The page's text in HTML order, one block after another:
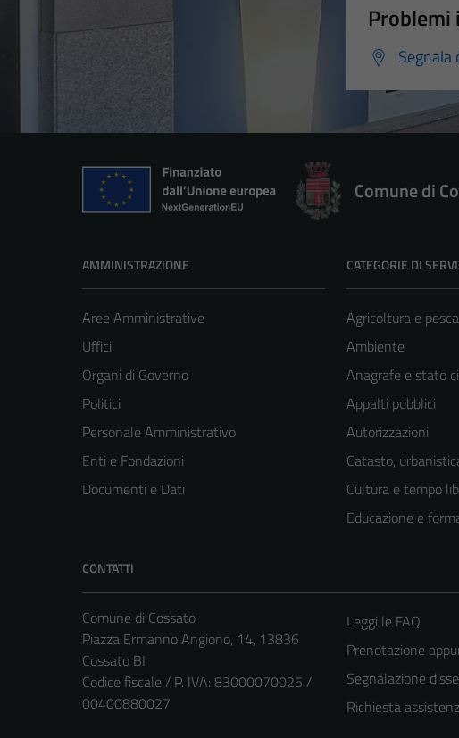
Segnala
Comune di
AMMINISTRAZIONE
Aree Amministrative
Uffici
Organi di Governo
Politici
Personale Amministrativo
Enti e Fondazioni
Documenti e Dati
CATEGORIE DI
Agricoltura e pesca
Ambiente
Anagrafe e stato
Appalti pubblici
Autorizzazioni
Catasto,
Cultura e tempo
Educazione e
CONTATTI
Comune di Cossato
Piazza Ermanno Angiono, 14, 13836
Cossato BI
Codice fiscale / P. IVA: 83000070025 /
00400880027
Leggi le FAQ
Prenotazione
Segnalazione
Richiesta